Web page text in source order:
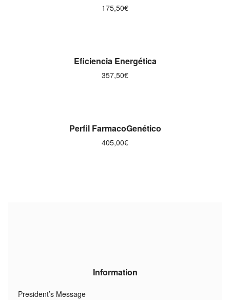
175,50€
AÑADIR AL CARRITO
Eficiencia Energética
357,50€
AÑADIR AL CARRITO
Perfil FarmacoGenético
405,00€
Information
President’s Message